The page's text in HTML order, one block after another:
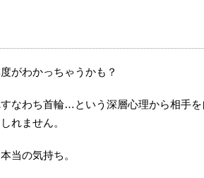
がわかっちゃうかも？
なわち首輪…という深層心理から相手
れません。
当の気持ち。